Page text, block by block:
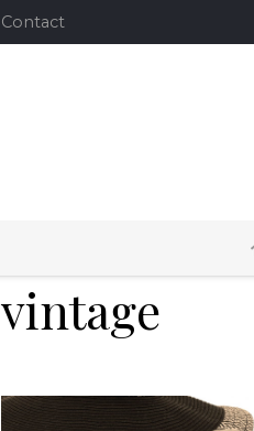
Contact
vintage